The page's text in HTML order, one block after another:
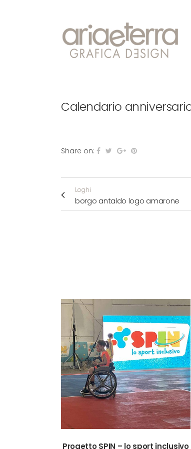
Calendario
Share on:
Loghi
borgo antaldo logo amarone
VIEW
Progetto SPIN – lo sport inclusivo